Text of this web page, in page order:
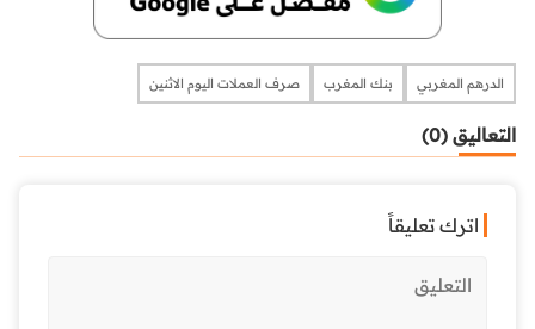
الدرهم المغربي بنك المغرب صرف العملات اليوم الاثنين
التعاليق (0)
اترك تعليقاً